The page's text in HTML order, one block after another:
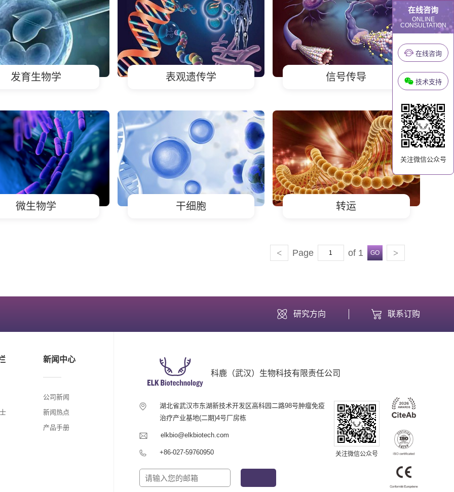
发育生物学 表观遗传学 信号传导
微生物学 干细胞 转运
< Page of 1 >
研究方向 联系订购
新闻中心
公司新闻
新闻热点
产品手册
科鹿（武汉）生物科技有限责任公司
湖北省武汉市东湖新技术开发区高科园二路98号肿瘤免疫
治疗产业基地(二期)4号厂房栋
elkbio@elkbiotech.com
+86-027-59760950 关注微信公众号
在线咨询
ONLINE
CONSULTATION
在线咨询
技术支持
关注微信公众号